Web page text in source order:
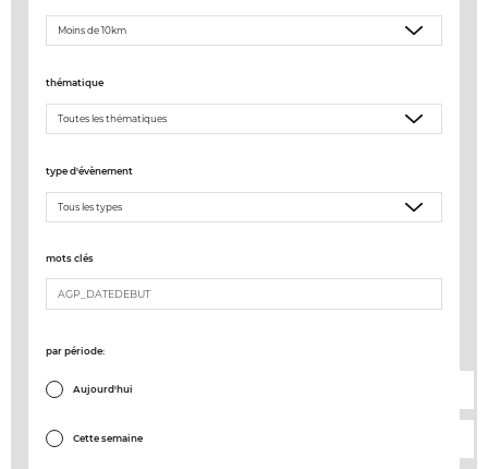
thématique
type d'évènement
mots clés
par période:
Aujourd'hui
Cette semaine